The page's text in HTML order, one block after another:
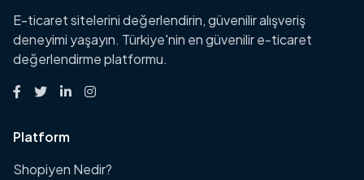
E-ticaret sitelerini değerlendirin, güvenilir alışveriş
deneyimi yaşayın. Türkiye'nin en güvenilir e-ticaret
değerlendirme platformu.
Platform
Shopiyen Nedir?